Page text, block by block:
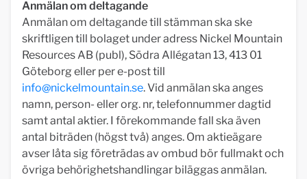
Anmälan om deltagande
Anmälan om deltagande till stämman ska ske
skriftligen till bolaget under adress Nickel Mountain
Resources AB (publ), Södra Allégatan 13, 413 01
Göteborg eller per e-post till
info@nickelmountain.se. Vid anmälan ska anges
namn, person- eller org. nr, telefonnummer dagtid
samt antal aktier. I förekommande fall ska även
antal biträden (högst två) anges. Om aktieägare
avser låta sig företrädas av ombud bör fullmakt och
övriga behörighetshandlingar biläggas anmälan.